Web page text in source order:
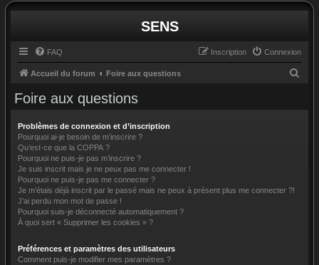
SENS
FAQ Connexion
Inscription
Accueil du forum Foire aux questions
Foire aux questions
Problèmes de connexion et d’inscription
Pourquoi ai-je besoin de m’inscrire ?
Qu’est-ce que la COPPA ?
Pourquoi ne puis-je pas m’inscrire ?
Je suis inscrit mais je ne peux pas me connecter !
Pourquoi ne puis-je pas me connecter ?
Je m’étais déjà inscrit par le passé mais ne peux à présent plus me connecter ?!
J’ai perdu mon mot de passe !
Pourquoi suis-je déconnecté automatiquement ?
À quoi sert « Supprimer les cookies » ?
Préférences et paramètres des utilisateurs
Comment puis-je modifier mes paramètres ?